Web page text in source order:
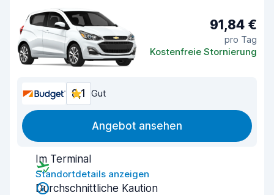
91,84 €
pro Tag
Kostenfreie Stornierung
8,1 Gut
Angebot ansehen
Im Terminal
Standortdetails anzeigen
Durchschnittliche Kaution